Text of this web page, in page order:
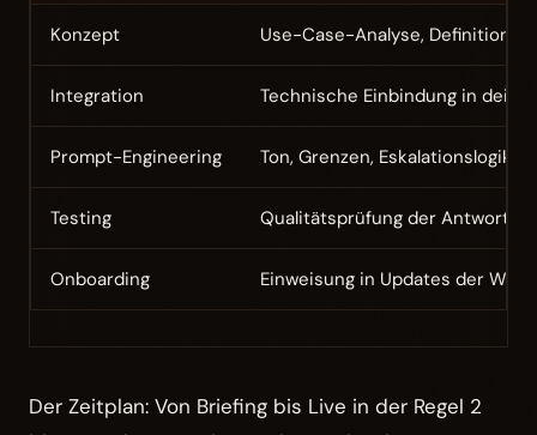
Konzept Use-Case-Analyse, Definition
Integration Technische Einbindung in
Prompt-Engineering Ton, Grenzen, Eskalationslogik
Testing Qualitätsprüfung der
Onboarding Einweisung in Updates der
Der Zeitplan: Von Briefing bis Live in der Regel 2